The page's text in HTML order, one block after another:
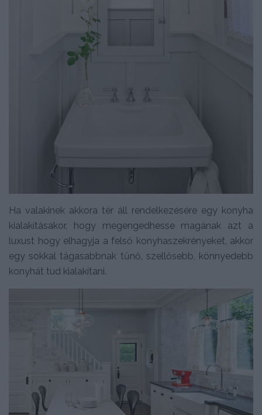
Ha valakinek akkora tér áll rendelkezésére egy konyha
kialakításakor, hogy megengedhesse magának azt a
luxust hogy elhagyja a felső konyhaszekrényeket, akkor
egy sokkal tágasabbnak tűnő, szellősebb, könnyedebb
konyhát tud kialakítani.